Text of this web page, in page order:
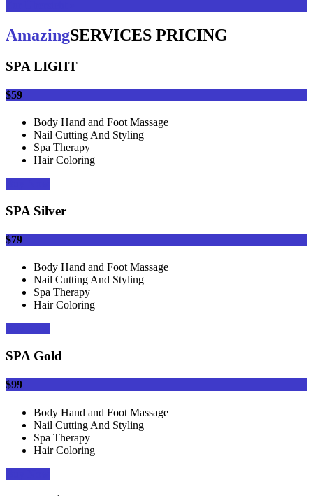
AmazingSERVICES PRICING
SPA LIGHT
$59
Body Hand and Foot Massage
Nail Cutting And Styling
Spa Therapy
Hair Coloring
SPA Silver
$79
Body Hand and Foot Massage
Nail Cutting And Styling
Spa Therapy
Hair Coloring
SPA Gold
$99
Body Hand and Foot Massage
Nail Cutting And Styling
Spa Therapy
Hair Coloring